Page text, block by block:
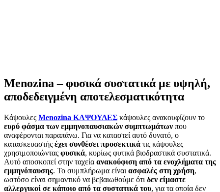
Menozina – φυσικά συστατικά με υψηλή,
αποδεδειγμένη αποτελεσματικότητα
Κάψουλες Menozina ΚΑΨΟΥΛΕΣ κάψουλες ανακουφίζουν το
ευρύ φάσμα των εμμηνοπαυσιακών συμπτωμάτων που
αναφέρονται παραπάνω. Για να καταστεί αυτό δυνατό, ο
κατασκευαστής έχει συνθέσει προσεκτικά τις κάψουλες
χρησιμοποιώντας φυσικά, κυρίως φυτικά βιοδραστικά συστατικά.
Αυτό αποσκοπεί στην ταχεία ανακούφιση από τα ενοχλήματα της
εμμηνόπαυσης. Το συμπλήρωμα είναι ασφαλές στη χρήση,
ωστόσο είναι σημαντικό να βεβαιωθούμε ότι δεν είμαστε
αλλεργικοί σε κάποιο από τα συστατικά του, για τα οποία δεν